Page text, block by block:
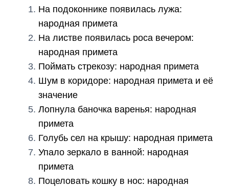
На подоконнике появилась лужа:
народная примета
На листве появилась роса вечером:
народная примета
Поймать стрекозу: народная примета
Шум в коридоре: народная примета и её
значение
Лопнула баночка варенья: народная
примета
Голубь сел на крышу: народная примета
Упало зеркало в ванной: народная
примета
Поцеловать кошку в нос: народная